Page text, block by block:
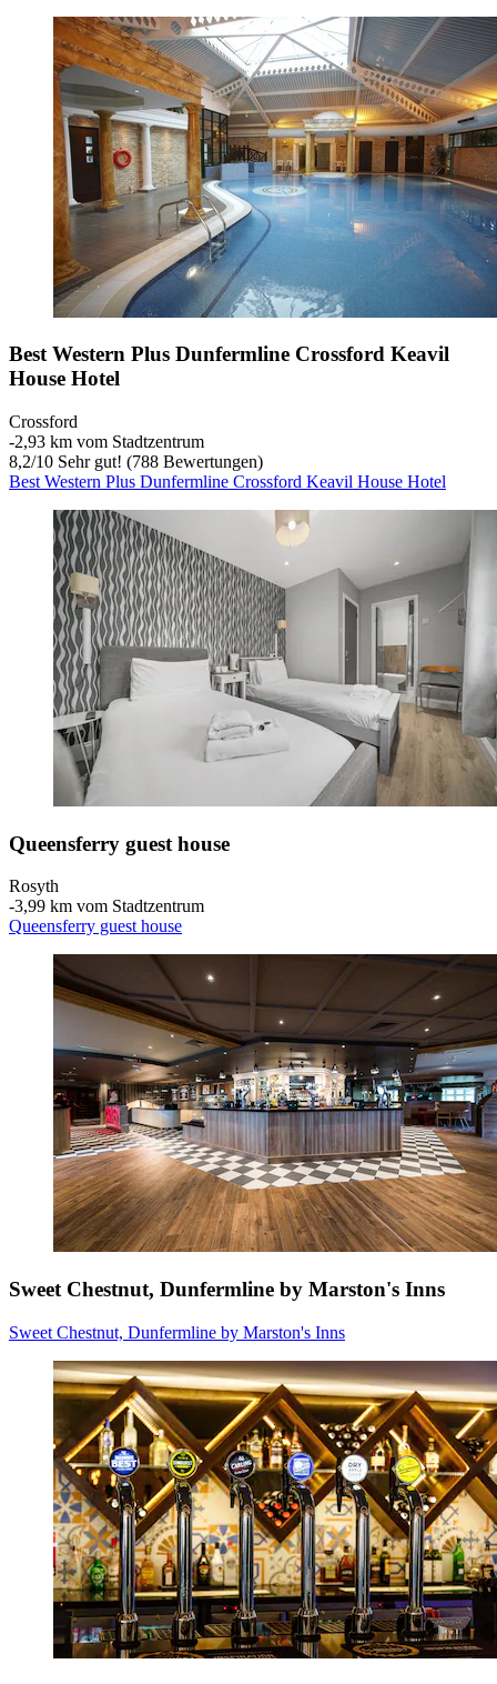
Best Western Plus Dunfermline Crossford Keavil
House Hotel
Crossford
‐2,93 km vom Stadtzentrum
8,2/10 Sehr gut! (788 Bewertungen)
Best Western Plus Dunfermline Crossford Keavil House Hotel
Queensferry guest house
Rosyth
‐3,99 km vom Stadtzentrum
Queensferry guest house
Sweet Chestnut, Dunfermline by Marston's Inns
Sweet Chestnut, Dunfermline by Marston's Inns